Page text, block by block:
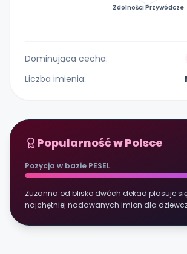
Zdolności Przywódcze
Dominująca cecha:
Liczba imienia:
Popularność w Polsce
Pozycja w bazie PESEL
Zuzanna od blisko dwóch dekad plasuje się
najchętniej nadawanych imion dla